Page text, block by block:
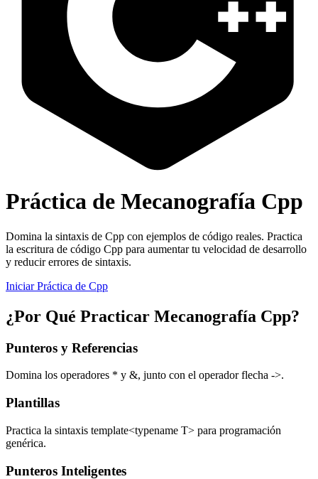
Práctica de Mecanografía Cpp
Domina la sintaxis de Cpp con ejemplos de código reales. Practica
la escritura de código Cpp para aumentar tu velocidad de desarrollo
y reducir errores de sintaxis.
Iniciar Práctica de Cpp
¿Por Qué Practicar Mecanografía Cpp?
Punteros y Referencias
Domina los operadores * y &, junto con el operador flecha ->.
Plantillas
Practica la sintaxis template<typename T> para programación
genérica.
Punteros Inteligentes